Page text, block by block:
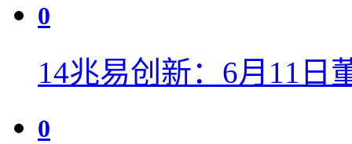
0
14兆易创新：6月11日
0